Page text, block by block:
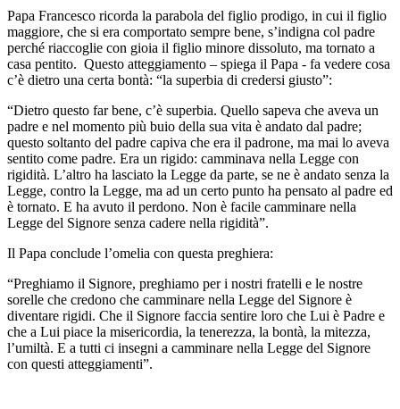
Papa Francesco ricorda la parabola del figlio prodigo, in cui il figlio
maggiore, che si era comportato sempre bene, s’indigna col padre
perché riaccoglie con gioia il figlio minore dissoluto, ma tornato a
casa pentito. Questo atteggiamento – spiega il Papa - fa vedere cosa
c’è dietro una certa bontà: “la superbia di credersi giusto”:
“Dietro questo far bene, c’è superbia. Quello sapeva che aveva un
padre e nel momento più buio della sua vita è andato dal padre;
questo soltanto del padre capiva che era il padrone, ma mai lo aveva
sentito come padre. Era un rigido: camminava nella Legge con
rigidità. L’altro ha lasciato la Legge da parte, se ne è andato senza la
Legge, contro la Legge, ma ad un certo punto ha pensato al padre ed
è tornato. E ha avuto il perdono. Non è facile camminare nella
Legge del Signore senza cadere nella rigidità”.
Il Papa conclude l’omelia con questa preghiera:
“Preghiamo il Signore, preghiamo per i nostri fratelli e le nostre
sorelle che credono che camminare nella Legge del Signore è
diventare rigidi. Che il Signore faccia sentire loro che Lui è Padre e
che a Lui piace la misericordia, la tenerezza, la bontà, la mitezza,
l’umiltà. E a tutti ci insegni a camminare nella Legge del Signore
con questi atteggiamenti”.